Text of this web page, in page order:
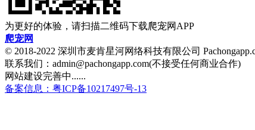
为更好的体验，请扫描二维码下载爬宠网APP
爬宠网
© 2018-2022 深圳市麦肯星河网络科技有限公司
联系我们：admin@pachongapp.com(不接受任何商业合作)
网站建设完善中......
备案信息：粤ICP备10217497号-13